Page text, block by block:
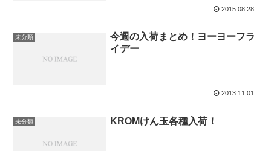
2015.08.28
未分類
今週の入荷まとめ！ヨーヨーフラ
イデー
2013.11.01
未分類 KROMけん玉各種入荷！